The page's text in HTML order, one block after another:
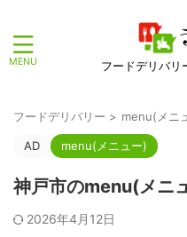
フードデリバリ
フードデリバリー > menu(メニ
AD menu(メニュー)
神戸市のmenu(メニ
2026年4月12日